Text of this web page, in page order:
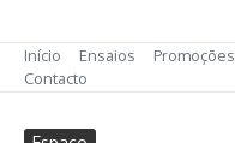
Início Ensaios Promoções
Contacto